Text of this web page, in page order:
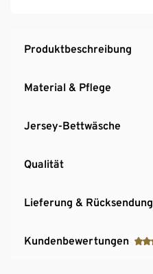
Produktbeschreibung
Material & Pflege
Jersey-Bettwäsche
Qualität
Lieferung & Rücksendung
Kundenbewertungen